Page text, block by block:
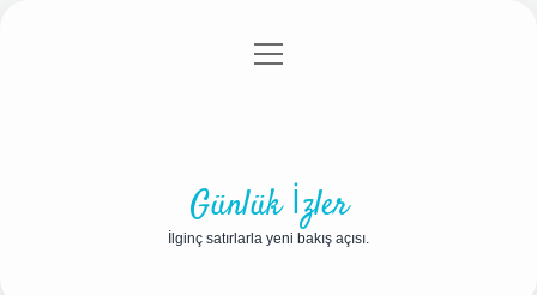
Gizlilik Politikası
menüyü
Günlük İzler
İlginç satırlarla yeni bakış açısı.